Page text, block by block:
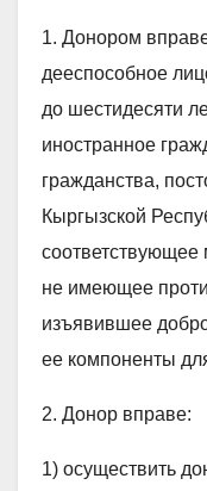
1. Донором
дееспособное
до шестидесяти
иностранное
гражданства,
Кыргызской
соответствующее
не имеющее
изъявившее
ее компоненты
2. Донор вправе:
1) осуществить